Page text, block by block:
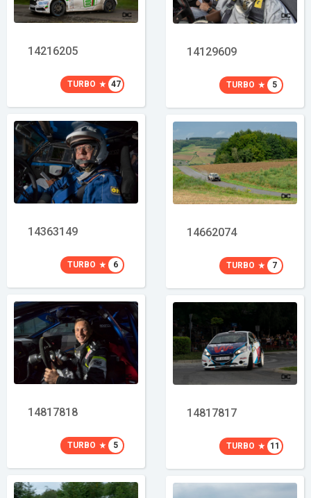
14129609
TURBO 5
14662074
TURBO 7
14817817
TURBO 11
14216205
TURBO 47
14363149
TURBO 6
14817818
TURBO 5